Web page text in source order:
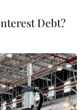
Debt?